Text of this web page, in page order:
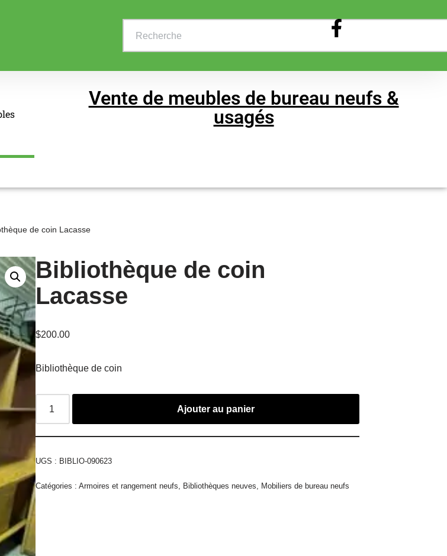
Vente de meubles de bureau neufs &
usagés
de coin Lacasse
Bibliothèque de coin
Lacasse
$200.00
Bibliothèque de coin
Ajouter au panier
UGS : BIBLIO-090623
Catégories :Armoires et rangement neufs, Bibliothèques neuves, Mobiliers de bureau neufs